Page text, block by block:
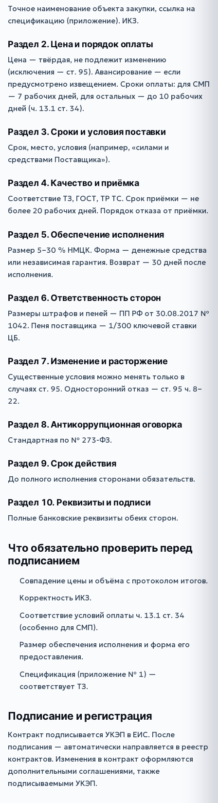
Точное наименование объекта закупки, ссылка на
спецификацию (приложение). ИКЗ.
Раздел 2. Цена и порядок оплаты
Цена — твёрдая, не подлежит изменению
(исключения — ст. 95). Авансирование — если
предусмотрено извещением. Сроки оплаты: для СМП
— 7 рабочих дней, для остальных — до 10 рабочих
дней (ч. 13.1 ст. 34).
Раздел 3. Сроки и условия поставки
Срок, место, условия (например, «силами и
средствами Поставщика»).
Раздел 4. Качество и приёмка
Соответствие ТЗ, ГОСТ, ТР ТС. Срок приёмки — не
более 20 рабочих дней. Порядок отказа от приёмки.
Раздел 5. Обеспечение исполнения
Размер 5–30 % НМЦК. Форма — денежные средства
или независимая гарантия. Возврат — 30 дней после
исполнения.
Раздел 6. Ответственность сторон
Размеры штрафов и пеней — ПП РФ от 30.08.2017 №
1042. Пеня поставщика — 1/300 ключевой ставки
ЦБ.
Раздел 7. Изменение и расторжение
Существенные условия можно менять только в
случаях ст. 95. Односторонний отказ — ст. 95 ч. 8–
22.
Раздел 8. Антикоррупционная оговорка
Стандартная по № 273-ФЗ.
Раздел 9. Срок действия
До полного исполнения сторонами обязательств.
Раздел 10. Реквизиты и подписи
Полные банковские реквизиты обеих сторон.
Что обязательно проверить перед
подписанием
Совпадение цены и объёма с протоколом итогов.
Корректность ИКЗ.
Соответствие условий оплаты ч. 13.1 ст. 34
(особенно для СМП).
Размер обеспечения исполнения и форма его
предоставления.
Спецификация (приложение № 1) —
соответствует ТЗ.
Подписание и регистрация
Контракт подписывается УКЭП в ЕИС. После
подписания — автоматически направляется в реестр
контрактов. Изменения в контракт оформляются
дополнительными соглашениями, также
подписываемыми УКЭП.